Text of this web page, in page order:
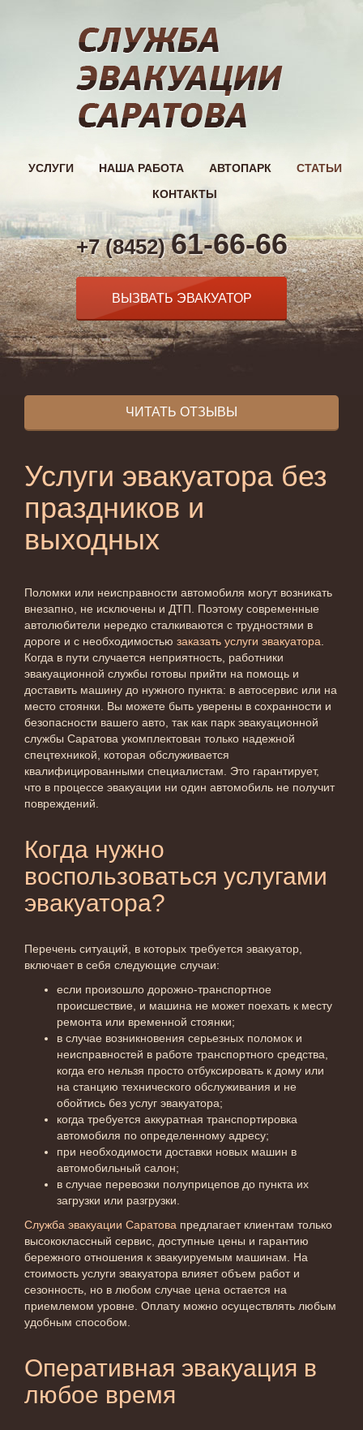
УСЛУГИ НАША РАБОТА АВТОПАРК
СТАТЬИ
КОНТАКТЫ
+7 (8452)61-66-66
ВЫЗВАТЬ ЭВАКУАТОР
ЧИТАТЬ ОТЗЫВЫ
Услуги эвакуатора без
праздников и
выходных
Поломки или неисправности автомобиля могут возникать
внезапно, не исключены и ДТП. Поэтому современные
автолюбители нередко сталкиваются с трудностями в
дороге и с необходимостью заказать услуги эвакуатора
Когда в пути случается неприятность, работники
эвакуационной службы готовы прийти на помощь и
доставить машину до нужного пункта: в автосервис или на
место стоянки. Вы можете быть уверены в сохранности и
безопасности вашего авто, так как парк эвакуационной
службы Саратова укомплектован только надежной
спецтехникой, которая обслуживается
квалифицированными специалистам. Это гарантирует,
что в процессе эвакуации ни один автомобиль не получит
повреждений.
Когда нужно
воспользоваться услугами
эвакуатора?
Перечень ситуаций, в которых требуется эвакуатор,
включает в себя следующие случаи:
если произошло дорожно-транспортное
происшествие, и машина не может поехать к месту
ремонта или временной стоянки;
в случае возникновения серьезных поломок и
неисправностей в работе транспортного средства,
когда его нельзя просто отбуксировать к дому или
на станцию технического обслуживания и не
обойтись без услуг эвакуатора;
когда требуется аккуратная транспортировка
автомобиля по определенному адресу;
при необходимости доставки новых машин в
автомобильный салон;
в случае перевозки полуприцепов до пункта их
загрузки или разгрузки.
Служба эвакуации Саратова предлагает клиентам только
высококлассный сервис, доступные цены и гарантию
бережного отношения к эвакуируемым машинам. На
стоимость услуги эвакуатора влияет объем работ и
сезонность, но в любом случае цена остается на
приемлемом уровне. Оплату можно осуществлять любым
удобным способом.
Оперативная эвакуация в
любое время